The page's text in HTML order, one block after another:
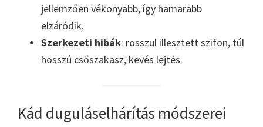
jellemzően vékonyabb, így hamarabb
elzáródik.
Szerkezeti hibák: rosszul illesztett szifon, túl
hosszú csőszakasz, kevés lejtés.
Kád duguláselhárítás módszerei